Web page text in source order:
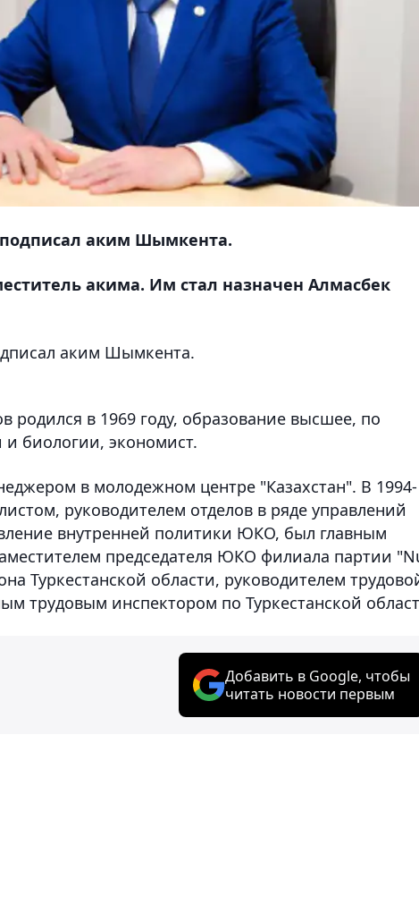
аким Шымкента.
акима. Им стал назначен Алмасбек
аким Шымкента.
родился в 1969 году, образование высшее, по
и биологии, экономист.
в молодежном центре "Казахстан". В 1994-
руководителем отделов в ряде управлений
внутренней политики ЮКО, был главным
председателя ЮКО филиала партии
Туркестанской области, руководителем
трудовым инспектором по Туркестанской
Добавить в Google, чтобы
читать новости первым